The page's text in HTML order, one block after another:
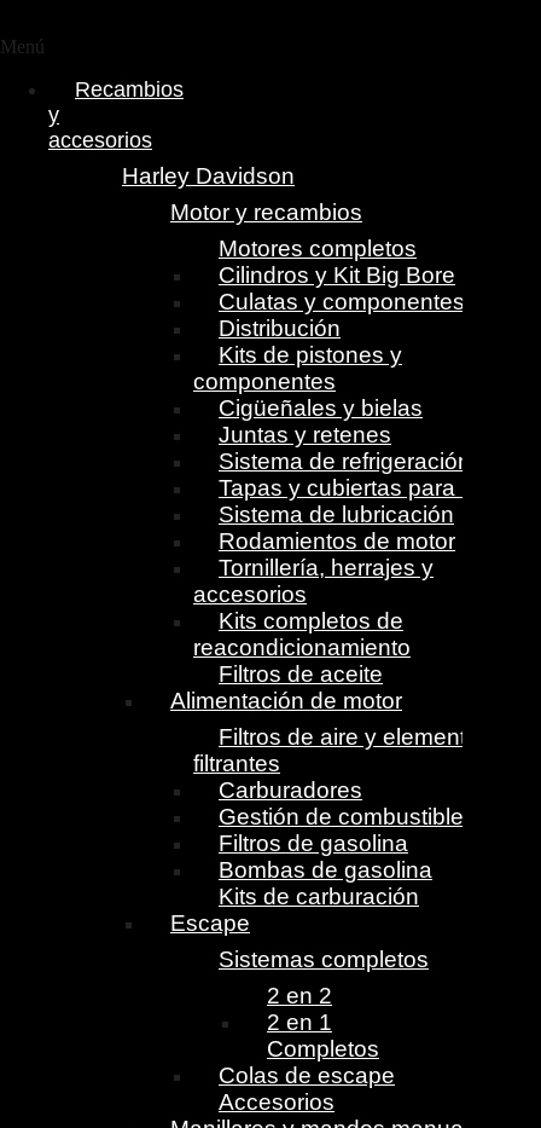
Menú
Recambios
y
accesorios
Harley Davidson
Motor y recambios
Motores completos
Cilindros y Kit Big Bore
Culatas y componentes
Distribución
Kits de pistones y
componentes
Cigüeñales y bielas
Juntas y retenes
Sistema de refrigeración
Tapas y cubiertas para motor
Sistema de lubricación
Rodamientos de motor
Tornillería, herrajes y
accesorios
Kits completos de
reacondicionamiento
Filtros de aceite
Alimentación de motor
Filtros de aire y elementos
filtrantes
Carburadores
Gestión de combustible
Filtros de gasolina
Bombas de gasolina
Kits de carburación
Escape
Sistemas completos
2 en 2
2 en 1
Completos
Colas de escape
Accesorios